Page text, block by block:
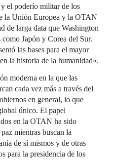
el poderío militar de los
la Unión Europea y la OTAN
de larga data que Washington
Japón y Corea del Sur.
las bases para el mayor
la historia de la humanidad».
moderna en la que las
cada vez más a través del
en general, lo que
único. El papel
en la OTAN ha sido
mientras buscan la
de sí mismos y de otras
para la presidencia de los